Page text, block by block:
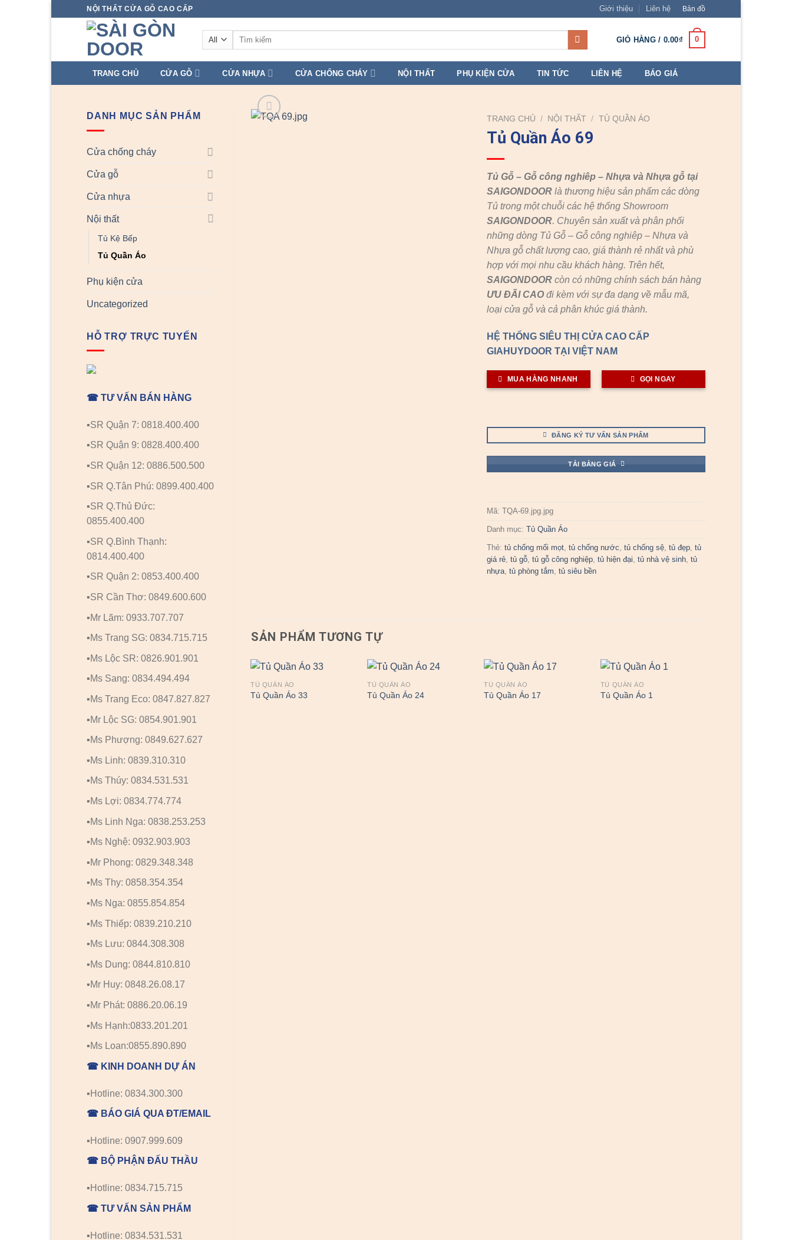
NỘI THẤT CỬA GỖ CAO CẤP Giới thiệu Liên hệ Bản đồ
Tìm
GIỎ HÀNG / 0.00₫ 0
TRANG CHỦ CỬA GỖ CỬA NHỰA CỬA CHỐNG CHÁY NỘI THẤT PHỤ KIỆN CỬA TIN TỨC LIÊN HỆ BÁO GIÁ
DANH MỤC SẢN PHẨM
Cửa chống cháy
Cửa gỗ
Cửa nhựa
Nội thất
Tủ Kệ Bếp
Tủ Quần Áo
Phụ kiện cửa
Uncategorized
HỖ TRỢ TRỰC TUYẾN
☎ TƯ VẤN BÁN HÀNG
▪️SR Quận 7: 0818.400.400
▪️SR Quận 9: 0828.400.400
▪️SR Quận 12: 0886.500.500
▪️SR Q.Tân Phú: 0899.400.400
▪️SR Q.Thủ Đức:
0855.400.400
▪️SR Q.Bình Thạnh:
0814.400.400
▪️SR Quận 2: 0853.400.400
▪️SR Cần Thơ: 0849.600.600
▪️Mr Lãm: 0933.707.707
▪️Ms Trang SG: 0834.715.715
▪️Ms Lộc SR: 0826.901.901
▪️Ms Sang: 0834.494.494
▪️Ms Trang Eco: 0847.827.827
▪️Mr Lộc SG: 0854.901.901
▪️Ms Phượng: 0849.627.627
▪️Ms Linh: 0839.310.310
▪️Ms Thúy: 0834.531.531
▪️Ms Lợi: 0834.774.774
▪️Ms Linh Nga: 0838.253.253
▪️Ms Nghệ: 0932.903.903
▪️Mr Phong: 0829.348.348
▪️Ms Thy: 0858.354.354
▪️Ms Nga: 0855.854.854
▪️Ms Thiếp: 0839.210.210
▪️Ms Lưu: 0844.308.308
▪️Ms Dung: 0844.810.810
▪️Mr Huy: 0848.26.08.17
▪️Mr Phát: 0886.20.06.19
▪️Ms Hạnh:0833.201.201
▪️Ms Loan:0855.890.890
☎ KINH DOANH DỰ ÁN
▪️Hotline: 0834.300.300
☎ BÁO GIÁ QUA ĐT/EMAIL
▪️Hotline: 0907.999.609
☎ BỘ PHẬN ĐẤU THẦU
▪️Hotline: 0834.715.715
☎ TƯ VẤN SẢN PHẨM
▪️Hotline: 0834.531.531
TRANG CHỦ / NỘI THẤT / TỦ QUẦN ÁO
Tủ Quần Áo 69
Tủ Gỗ – Gỗ công nghiêp – Nhựa và Nhựa gỗ tại
SAIGONDOOR là thương hiệu sản phẩm các dòng
Tủ trong một chuỗi các hệ thống Showroom
SAIGONDOOR. Chuyên sản xuất và phân phối
những dòng Tủ Gỗ – Gỗ công nghiêp – Nhựa và
Nhựa gỗ chất lượng cao, giá thành rẻ nhất và phù
hợp với mọi nhu cầu khách hàng. Trên hết,
SAIGONDOOR còn có những chính sách bán hàng
ƯU ĐÃI CAOđi kèm với sự đa dạng về mẫu mã,
loại cửa gỗ và cả phân khúc giá thành.
HỆ THỐNG SIÊU THỊ CỬA CAO CẤP
GIAHUYDOOR TẠI VIỆT NAM
MUA HÀNG NHANH GỌI NGAY
ĐĂNG KÝ TƯ VẤN SẢN PHẨM
TẢI BẢNG GIÁ
Mã:TQA-69.jpg.jpg
Danh mục:Tủ Quần Áo
Thẻ:tủ chống mối mọt,tủ chống nước,tủ chống sệ,tủ đẹp,tủ
giá rẻ,tủ gỗ,tủ gỗ công nghiệp,tủ hiện đại,tủ nhà vệ sinh,tủ
nhựa,tủ phòng tắm,tủ siêu bền
SẢN PHẨM TƯƠNG TỰ
TỦ QUẦN ÁO
Tủ Quần Áo 33
TỦ QUẦN ÁO
Tủ Quần Áo 24
TỦ QUẦN ÁO
Tủ Quần Áo 17
TỦ QUẦN ÁO
Tủ Quần Áo 1
Tủ Quần Áo 3